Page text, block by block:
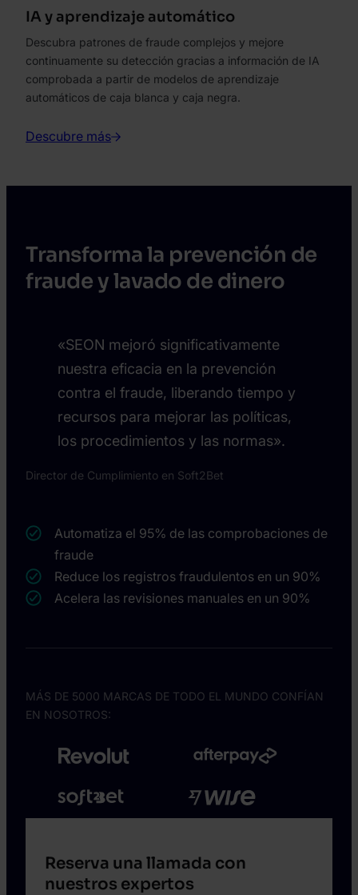
IA y aprendizaje automático
Descubra patrones de fraude complejos y mejore
continuamente su detección gracias a información de IA
comprobada a partir de modelos de aprendizaje
automáticos de caja blanca y caja negra.
Descubre más
Transforma la prevención de
fraude y lavado de dinero
«SEON mejoró significativamente
nuestra eficacia en la prevención
contra el fraude, liberando tiempo y
recursos para mejorar las políticas,
los procedimientos y las normas».
Director de Cumplimiento en Soft2Bet
Automatiza el 95% de las comprobaciones de
fraude
Reduce los registros fraudulentos en un 90%
Acelera las revisiones manuales en un 90%
MÁS DE 5000 MARCAS DE TODO EL MUNDO CONFÍAN
EN NOSOTROS:
Reserva una llamada con
nuestros expertos